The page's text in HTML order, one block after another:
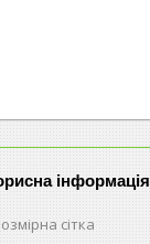
інформація
сітка